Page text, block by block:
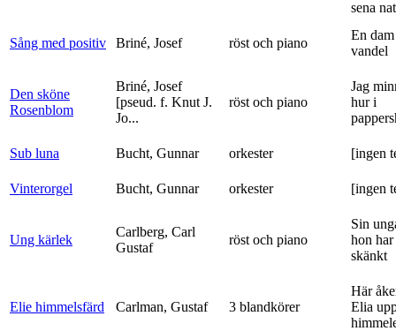
sena
Sång med positiv Briné, Josef röst och piano
En
vandel
Den sköne
Rosenblom
Briné, Josef
[pseud. f. Knut J.
Jo...
röst och piano
Jag
hur i
Sub luna Bucht, Gunnar orkester [ingen
Vinterorgel Bucht, Gunnar orkester [ingen
Ung kärlek
Carlberg, Carl
Gustaf
röst och piano
Sin
hon
skänkt
Elie himmelsfärd Carlman, Gustaf 3 blandkörer
Här
Elia